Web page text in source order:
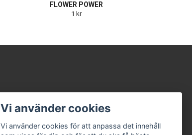
FLOWER POWER
1 kr
Vi använder cookies
Vi använder cookies för att anpassa det innehåll